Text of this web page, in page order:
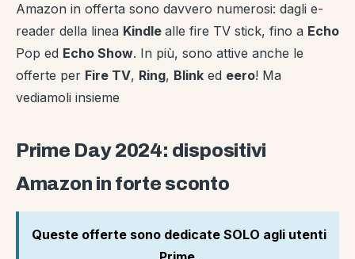
Amazon in offerta sono davvero numerosi: dagli e-
reader della linea Kindle alle fire TV stick, fino a Echo
Pop ed Echo Show. In più, sono attive anche le
offerte per Fire TV, Ring, Blink ed eero! Ma
vediamoli insieme
Prime Day 2024: dispositivi
Amazon in forte sconto
Queste offerte sono dedicate SOLO agli utenti